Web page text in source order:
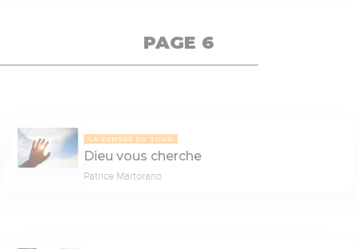
PAGE 6
LA PENSÉE DU JOUR
Dieu vous cherche
Patrice Martorano